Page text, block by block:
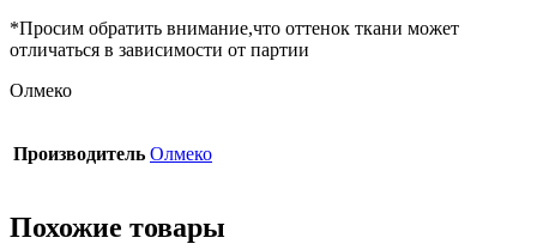
*Просим обратить внимание,что оттенок ткани может
отличаться в зависимости от партии
Олмеко
Производитель Олмеко
Похожие товары